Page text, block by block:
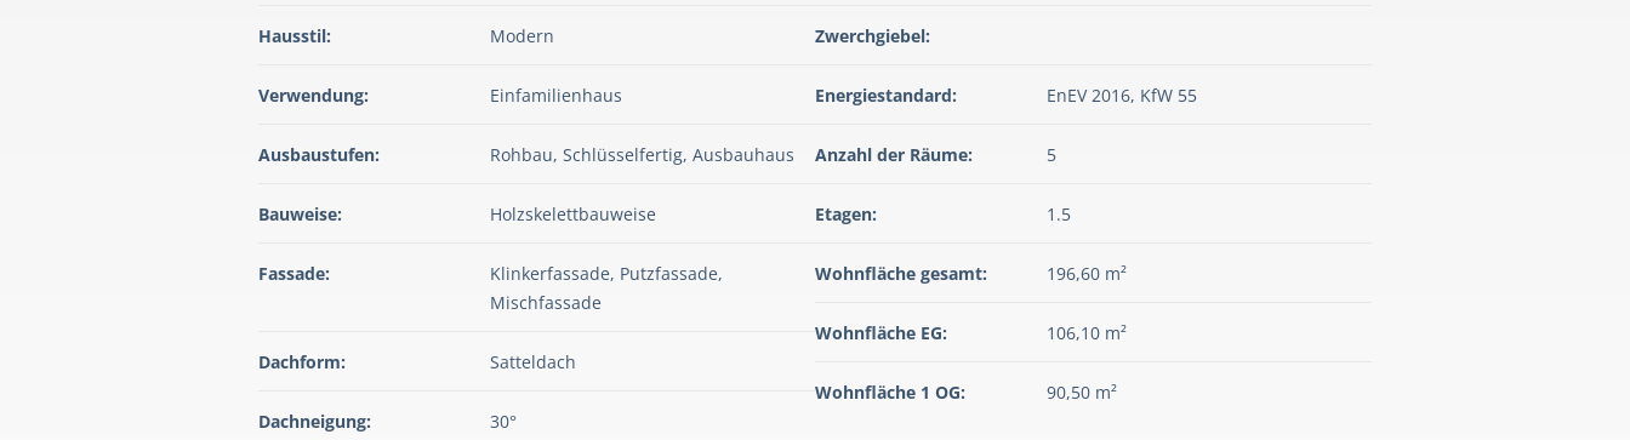
Hausstil: Modern
Verwendung: Einfamilienhaus
Ausbaustufen: Rohbau, Schlüsselfertig, Ausbauhaus
Bauweise: Holzskelettbauweise
Fassade:
Klinkerfassade, Putzfassade,
Mischfassade
Dachform: Satteldach
Dachneigung: 30°
Zwerchgiebel:
Energiestandard: EnEV 2016, KfW 55
Anzahl der Räume: 5
Etagen: 1.5
Wohnfläche gesamt: 196,60 m²
Wohnfläche EG: 106,10 m²
Wohnfläche 1 OG: 90,50 m²